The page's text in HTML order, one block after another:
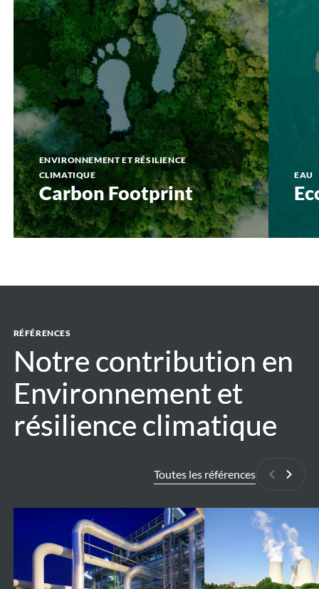
ENVIRONNEMENT ET RÉSILIENCE
CLIMATIQUE
Carbon Footprint
EAU
RÉFÉRENCES
Notre contribution en
Environnement et
résilience climatique
Notre contribution en
Environnement et
résilience climatique
Toutes les références
Diligence
–
Environmental
requirements
Nuclear
Power